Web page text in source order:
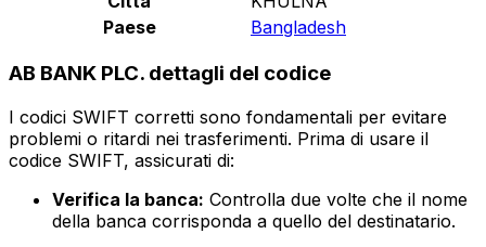
Paese
Bangladesh
AB BANK PLC. dettagli del codice
I codici SWIFT corretti sono fondamentali per evitare
problemi o ritardi nei trasferimenti. Prima di usare il
codice SWIFT, assicurati di:
Verifica la banca: Controlla due volte che il nome
della banca corrisponda a quello del destinatario.